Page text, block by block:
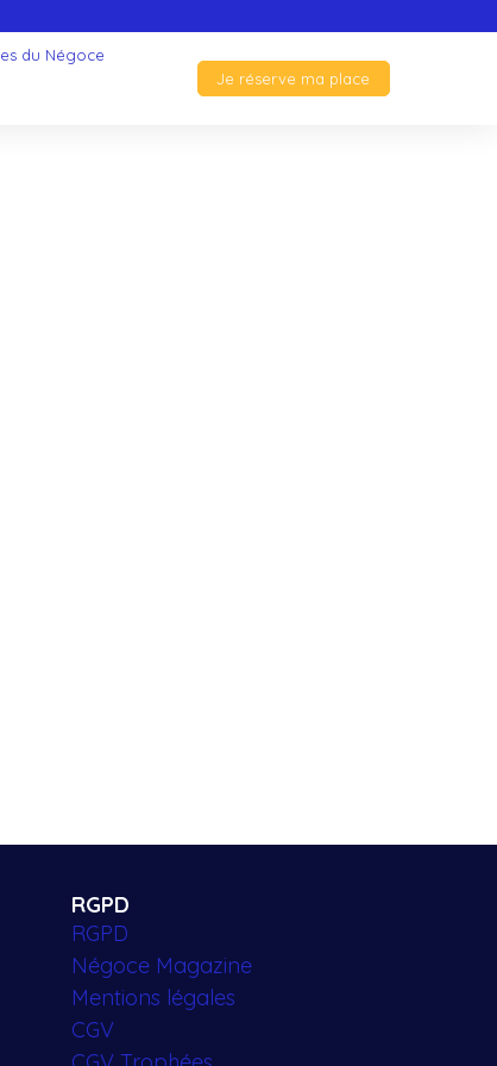
du Négoce
Je réserve ma place
RGPD
RGPD
Négoce Magazine
Mentions légales
CGV